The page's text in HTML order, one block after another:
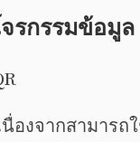
รกรรมข้อมูล
นื่องจากสามา